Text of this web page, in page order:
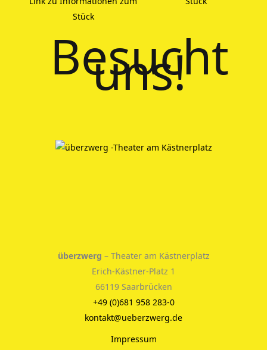
Besucht
uns!
überzwerg – Theater am Kästnerplatz
Erich-Kästner-Platz 1
66119 Saarbrücken
+49 (0)681 958 283-0
kontakt@ueberzwerg.de
Impressum